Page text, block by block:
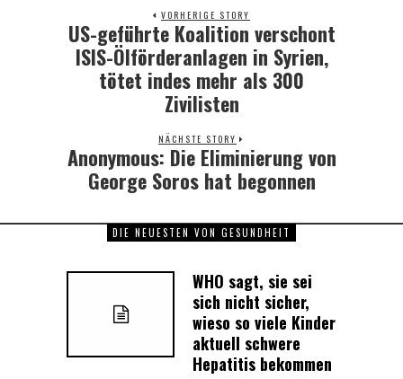
VORHERIGE STORY
Previous
post:
US-geführte Koalition verschont
ISIS-Ölförderanlagen in Syrien,
tötet indes mehr als 300
Zivilisten
NÄCHSTE STORY
Next
post:
Anonymous: Die Eliminierung von
George Soros hat begonnen
DIE NEUESTEN VON GESUNDHEIT
WHO sagt, sie sei
sich nicht sicher,
wieso so viele Kinder
aktuell schwere
Hepatitis bekommen